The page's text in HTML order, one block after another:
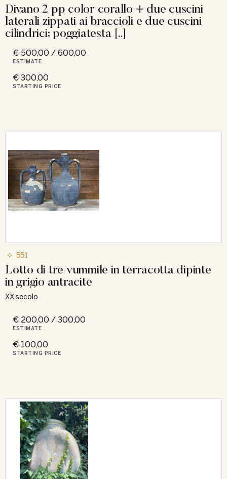
Divano 2 pp color corallo + due cuscini
laterali zippati ai braccioli e due cuscini
cilindrici; poggiatesta [..]
€ 500,00 / 600,00
ESTIMATE
€ 300,00
STARTING PRICE
551
Lotto di tre vummile in terracotta dipinte
in grigio antracite
XX secolo
€ 200,00 / 300,00
ESTIMATE
€ 100,00
STARTING PRICE